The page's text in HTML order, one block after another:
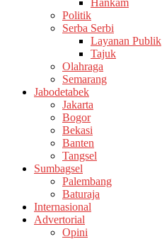
Hankam
Politik
Serba Serbi
Layanan Publik
Tajuk
Olahraga
Semarang
Jabodetabek
Jakarta
Bogor
Bekasi
Banten
Tangsel
Sumbagsel
Palembang
Baturaja
Internasional
Advertorial
Opini